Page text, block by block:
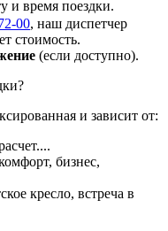
и время поездки.
00, наш диспетчер
стоимость.
(если доступно).
и зависит от:
.
бизнес,
кресло, встреча в